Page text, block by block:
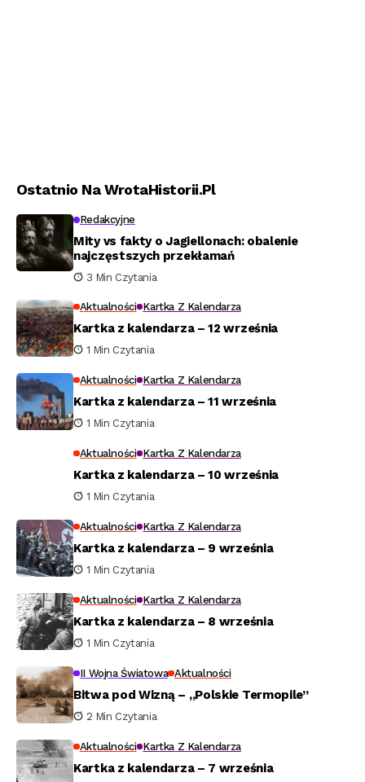
Ostatnio Na WrotaHistorii.pl
Redakcyjne
Mity vs fakty o Jagiellonach: obalenie
najczęstszych przekłamań
3 Min Czytania
Aktualności Kartka Z Kalendarza
Kartka z kalendarza – 12 września
1 Min Czytania
Aktualności Kartka Z Kalendarza
Kartka z kalendarza – 11 września
1 Min Czytania
Aktualności Kartka Z Kalendarza
Kartka z kalendarza – 10 września
1 Min Czytania
Aktualności Kartka Z Kalendarza
Kartka z kalendarza – 9 września
1 Min Czytania
Aktualności Kartka Z Kalendarza
Kartka z kalendarza – 8 września
1 Min Czytania
II Wojna Światowa Aktualności
Bitwa pod Wizną – „Polskie Termopile”
2 Min Czytania
Aktualności Kartka Z Kalendarza
Kartka z kalendarza – 7 września